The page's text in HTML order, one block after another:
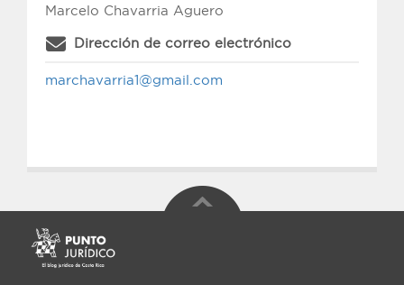
Marcelo Chavarria Aguero
Dirección de correo electrónico
marchavarria1@gmail.com